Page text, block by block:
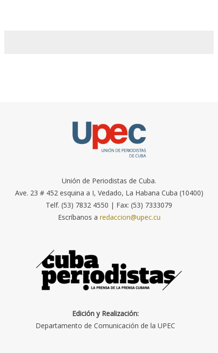
Unión de Periodistas de Cuba.
Ave. 23 # 452 esquina a I, Vedado, La Habana Cuba (10400)
Telf. (53) 7832 4550 | Fax: (53) 7333079
Escríbanos a redaccion@upec.cu
Edición y Realización:
Departamento de Comunicación de la UPEC